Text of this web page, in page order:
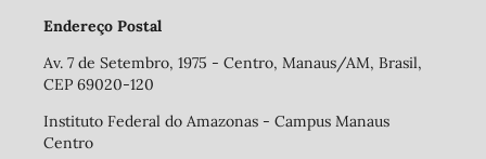
Endereço Postal
Av. 7 de Setembro, 1975 - Centro, Manaus/AM, Brasil,
CEP 69020-120
Instituto Federal do Amazonas - Campus Manaus
Centro